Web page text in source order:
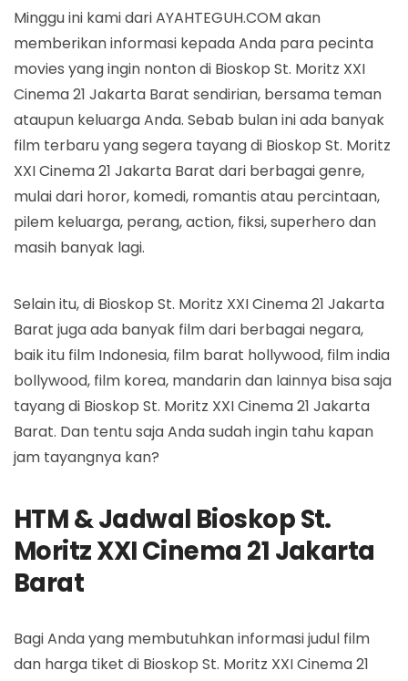
Minggu ini kami dari AYAHTEGUH.COM akan
memberikan informasi kepada Anda para pecinta
movies yang ingin nonton di Bioskop St. Moritz XXI
Cinema 21 Jakarta Barat sendirian, bersama teman
ataupun keluarga Anda. Sebab bulan ini ada banyak
film terbaru yang segera tayang di Bioskop St. Moritz
XXI Cinema 21 Jakarta Barat dari berbagai genre,
mulai dari horor, komedi, romantis atau percintaan,
pilem keluarga, perang, action, fiksi, superhero dan
masih banyak lagi.
Selain itu, di Bioskop St. Moritz XXI Cinema 21 Jakarta
Barat juga ada banyak film dari berbagai negara,
baik itu film Indonesia, film barat hollywood, film india
bollywood, film korea, mandarin dan lainnya bisa saja
tayang di Bioskop St. Moritz XXI Cinema 21 Jakarta
Barat. Dan tentu saja Anda sudah ingin tahu kapan
jam tayangnya kan?
HTM & Jadwal Bioskop St.
Moritz XXI Cinema 21 Jakarta
Barat
Bagi Anda yang membutuhkan informasi judul film
dan harga tiket di Bioskop St. Moritz XXI Cinema 21